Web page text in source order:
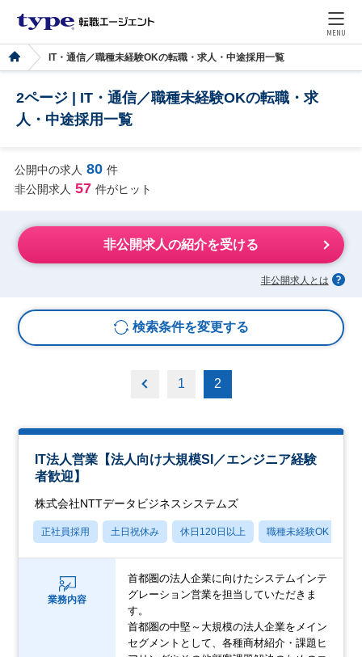
MENU
IT・通信／職種未経験OKの転職・求人・中途採用一覧
2ページ | IT・通信／職種未経験OKの転職・求
人・中途採用一覧
公開中の求人 80 件
非公開求人 57 件がヒット
非公開求人の紹介を受ける
非公開求人とは
検索条件を変更する
1 2
IT法人営業【法人向け大規模SI／エンジニア経験
者歓迎】
株式会社NTTデータビジネスシステムズ
正社員採用 土日祝休み 休日120日以上 職種未経験OK
業務内容
首都圏の法人企業に向けたシステムインテ
グレーション営業を担当していただきま
す。
首都圏の中堅～大規模の法人企業をメイン
セグメントとして、各種商材紹介・課題ヒ